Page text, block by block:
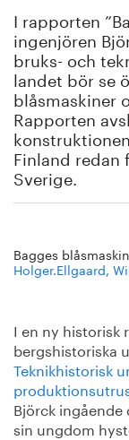
Vi tycker
Publicerat
Bildbank
Om oss
I rapporten
ingenjören
bruks- och
landet bör se
blåsmaskiner
Rapporten
Finland redan
Sverige.
Bagges
Holger.Ellgaard,
I en ny historisk
bergshistoriska
Teknikhistorisk
Björck
sin ungdom